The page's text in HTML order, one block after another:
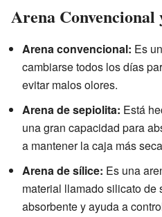
Arena
Arena convencional: Es
cambiarse todos los días
evitar malos olores.
Arena de sepiolita: Está
una gran capacidad para
a mantener la caja más
Arena de sílice: Es una
material llamado silicato de
absorbente y ayuda a